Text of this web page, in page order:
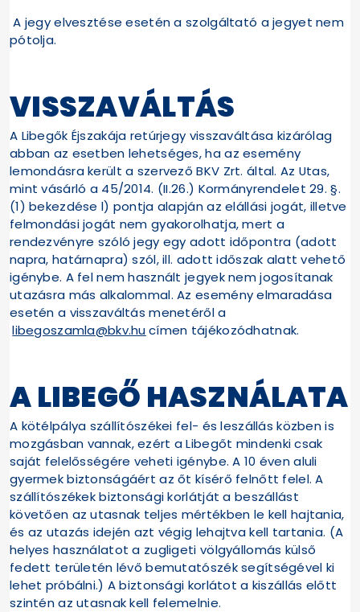
A jegy elvesztése esetén a szolgáltató a jegyet nem
pótolja.
VISSZAVÁLTÁS
A Libegők Éjszakája retúrjegy visszaváltása kizárólag
abban az esetben lehetséges, ha az esemény
lemondásra került a szervező BKV Zrt. által. Az Utas,
mint vásárló a 45/2014. (II.26.) Kormányrendelet 29. §.
(1) bekezdése l) pontja alapján az elállási jogát, illetve
felmondási jogát nem gyakorolhatja, mert a
rendezvényre szóló jegy egy adott időpontra (adott
napra, határnapra) szól, ill. adott időszak alatt vehető
igénybe. A fel nem használt jegyek nem jogosítanak
utazásra más alkalommal. Az esemény elmaradása
esetén a visszaváltás menetéről a
libegoszamla@bkv.hucímen tájékozódhatnak.
A LIBEGŐ HASZNÁLATA
A kötélpálya szállítószékei fel- és leszállás közben is
mozgásban vannak, ezért a Libegőt mindenki csak
saját felelősségére veheti igénybe. A 10 éven aluli
gyermek biztonságáért az őt kísérő felnőtt felel. A
szállítószékek biztonsági korlátját a beszállást
követően az utasnak teljes mértékben le kell hajtania,
és az utazás idején azt végig lehajtva kell tartania. (A
helyes használatot a zugligeti völgyállomás külső
fedett területén lévő bemutatószék segítségével ki
lehet próbálni.) A biztonsági korlátot a kiszállás előtt
szintén az utasnak kell felemelnie.